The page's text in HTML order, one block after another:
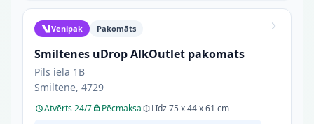
Venipak Pakomāts
Smiltenes uDrop AlkOutlet pakomats
Pils iela 1B
Smiltene, 4729
Atvērts 24/7 Pēcmaksa
Līdz 75 x 44 x 61 cm